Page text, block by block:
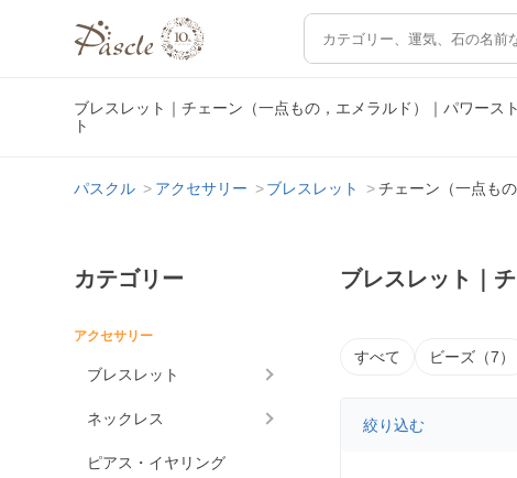
ブレスレット｜チェーン（一点もの，エメラルド）｜パワース
ト
パスクル アクセサリー ブレスレット チェーン（一点も
カテゴリー
アクセサリー
ブレスレット
ネックレス
ピアス・イヤリング
ブレスレット｜
すべて ビーズ（7）
絞り込む